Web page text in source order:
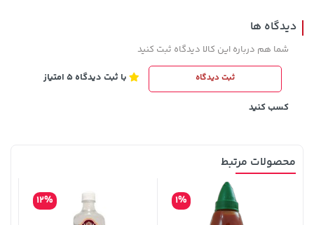
701,000 تومان خرید
242,000 تومان
دیدگاه ها
شما هم درباره این کالا دیدگاه ثبت کنید
ثبت دیدگاه با ثبت دیدگاه 5 امتیاز
کسب کنید
محصولات مرتبط
1%
12%